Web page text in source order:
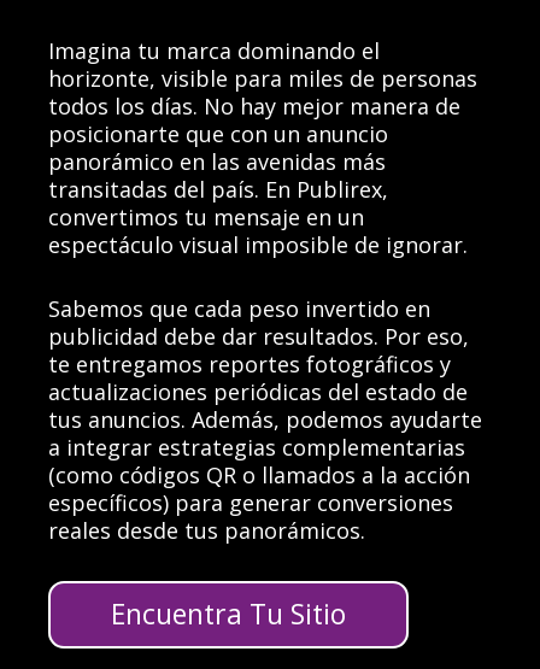
Imagina tu marca dominando el
horizonte, visible para miles de personas
todos los días. No hay mejor manera de
posicionarte que con un anuncio
panorámico en las avenidas más
transitadas del país. En Publirex,
convertimos tu mensaje en un
espectáculo visual imposible de ignorar.
Sabemos que cada peso invertido en
publicidad debe dar resultados. Por eso,
te entregamos reportes fotográficos y
actualizaciones periódicas del estado de
tus anuncios. Además, podemos ayudarte
a integrar estrategias complementarias
(como códigos QR o llamados a la acción
específicos) para generar conversiones
reales desde tus panorámicos.
Encuentra Tu Sitio